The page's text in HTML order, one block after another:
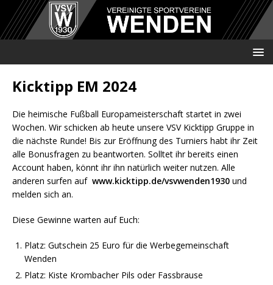
Kicktipp EM 2024
Die heimische Fußball Europameisterschaft startet in zwei
Wochen. Wir schicken ab heute unsere VSV Kicktipp Gruppe in
die nächste Runde! Bis zur Eröffnung des Turniers habt ihr Zeit
alle Bonusfragen zu beantworten. Solltet ihr bereits einen
Account haben, könnt ihr ihn natürlich weiter nutzen. Alle
anderen surfen auf www.kicktipp.de/vsvwenden1930 und
melden sich an.
Diese Gewinne warten auf Euch:
Platz: Gutschein 25 Euro für die Werbegemeinschaft
Wenden
Platz: Kiste Krombacher Pils oder Fassbrause